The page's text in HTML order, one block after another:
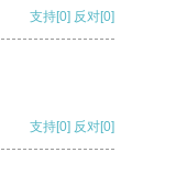
支持[0] 反对[0]
支持[0] 反对[0]